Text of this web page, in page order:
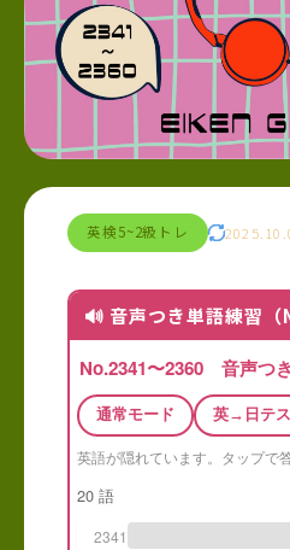
英検5~2級トレ
🔊 音声つき単語練習